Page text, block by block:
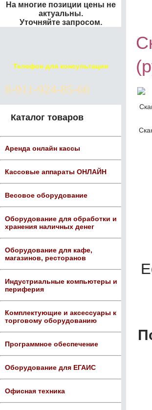
На многие позиции цены не
актуальны.
Уточняйте запросом.
Телефон для консультации
8-911-924-85-66
Каталог товаров
Аренда онлайн кассы
Кассовые аппараты ОНЛАЙН
Весовое оборудование
Оборудование для обработки и
хранения наличных денег
Оборудование для кафе,
магазинов, ресторанов
Индустриальные компьютеры и
периферия
Комплектующие и аксессуары к
торговому оборудованию
Программное обеспечение
Оборудование для ЕГАИС
Офисная техника